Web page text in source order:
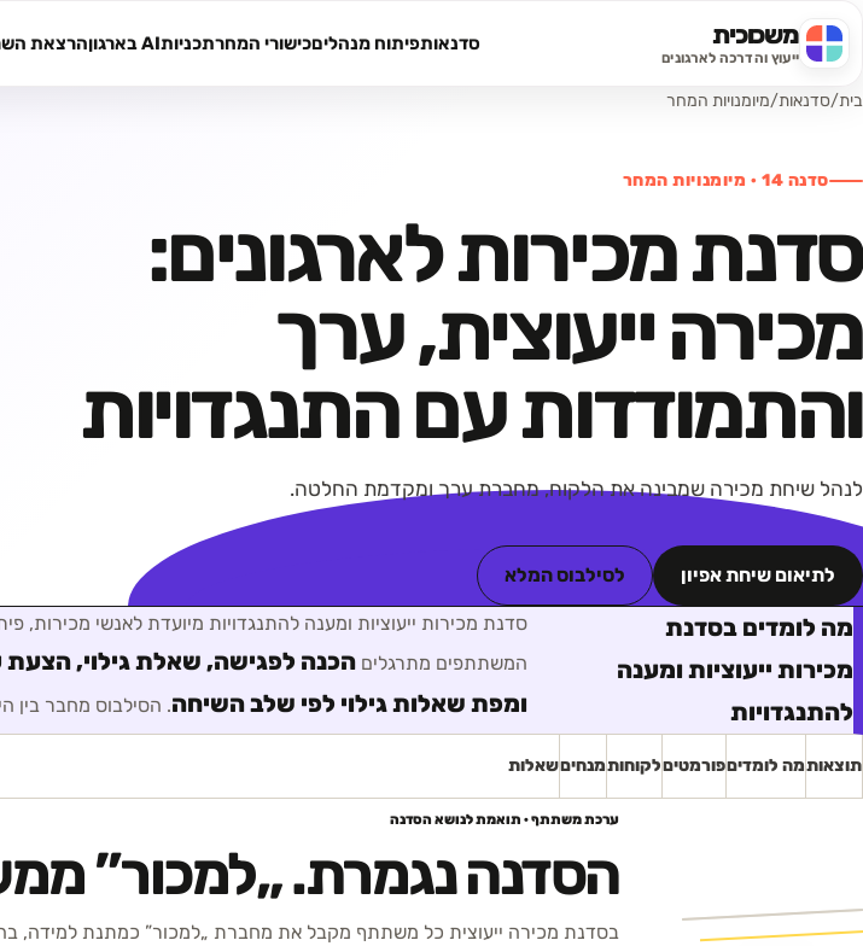
משכוכית
ייעוץ והדרכה לארגונים
סדנאותפיתוח מנהליםכישורי המחרתכניותAI בארגון הרצאת חיפוש באתר
בית/סדנאות/מיומנויות המחר
סדנה 14
· מיומנויות המחר
סדנת מכירות לארגונים:
מכירה ייעוצית, ערך
והתמודדות עם התנגדויות
לנהל שיחת מכירה שמבינה את הלקוח, מחברת ערך ומקדמת החלטה.
לתיאום שיחת אפיון לסילבוס המלא
מה לומדים בסדנת
מכירות ייעוציות ומענה
להתנגדויות
סדנת מכירות ייעוציות ומענה להתנגדויות מיועדת לאנשי מכירות,
המשתתפים מתרגלים הכנה לפגישה, שאלת גילוי, הצעת
ומפת שאלות גילוי לפי שלב השיחה. הסילבוס מחבר בין
תוצאותמה לומדיםפורמטיםלקוחותמנחיםשאלות
ערכת משתתף · תואמת לנושא הסדנה
הסדנה נגמרת. „למכור”
בסדנת מכירה ייעוצית כל משתתף מקבל את מחברת „למכור” כמתנת למידה,